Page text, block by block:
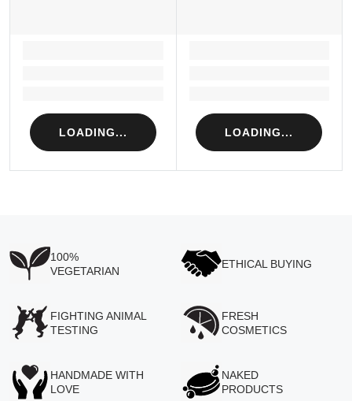
LOADING... LOADING...
100%
VEGETARIAN
ETHICAL BUYING
FIGHTING ANIMAL
TESTING
FRESH
COSMETICS
HANDMADE WITH
LOVE
NAKED
PRODUCTS